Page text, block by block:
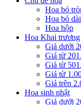
Hoa bó
Hoa bó dài
Hoa hộp
Hoa Khai trương
Giá dưới
Giá từ
Giá từ
Giá từ
Giá trên
Hoa sinh nhật
Giá dưới